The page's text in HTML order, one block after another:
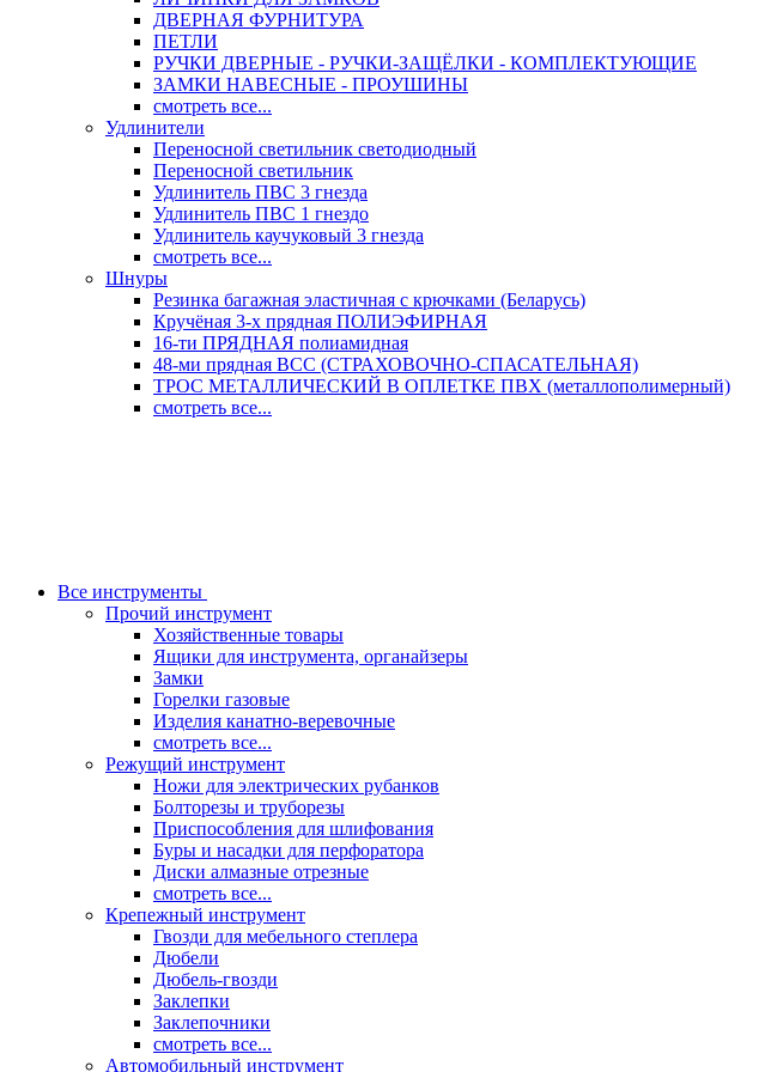
ДВЕРНАЯ ФУРНИТУРА
ПЕТЛИ
РУЧКИ ДВЕРНЫЕ - РУЧКИ-ЗАЩЁЛКИ - КОМПЛЕКТУЮЩИЕ
ЗАМКИ НАВЕСНЫЕ - ПРОУШИНЫ
смотреть все...
Удлинители
Переносной светильник светодиодный
Переносной светильник
Удлинитель ПВС 3 гнезда
Удлинитель ПВС 1 гнездо
Удлинитель каучуковый 3 гнезда
смотреть все...
Шнуры
Резинка багажная эластичная с крючками (Беларусь)
Кручёная 3-х прядная ПОЛИЭФИРНАЯ
16-ти ПРЯДНАЯ полиамидная
48-ми прядная ВСС (СТРАХОВОЧНО-СПАСАТЕЛЬНАЯ)
ТРОС МЕТАЛЛИЧЕСКИЙ В ОПЛЕТКЕ ПВХ (металлополимерный)
смотреть все...
Все инструменты
Прочий инструмент
Хозяйственные товары
Ящики для инструмента, органайзеры
Замки
Горелки газовые
Изделия канатно-веревочные
смотреть все...
Режущий инструмент
Ножи для электрических рубанков
Болторезы и труборезы
Приспособления для шлифования
Буры и насадки для перфоратора
Диски алмазные отрезные
смотреть все...
Крепежный инструмент
Гвозди для мебельного степлера
Дюбели
Дюбель-гвозди
Заклепки
Заклепочники
смотреть все...
Автомобильный инструмент